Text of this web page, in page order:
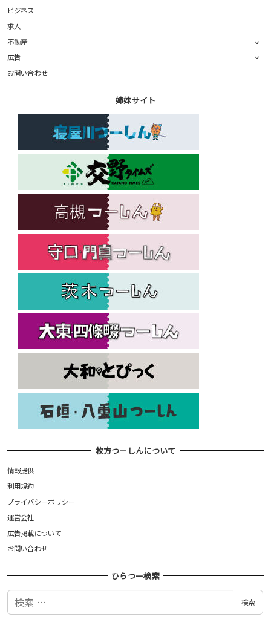
ビジネス
求人
不動産
広告
お問い合わせ
姉妹サイト
枚方つーしんについて
情報提供
利用規約
プライバシーポリシー
運営会社
広告掲載について
お問い合わせ
ひらつー検索
検
検索